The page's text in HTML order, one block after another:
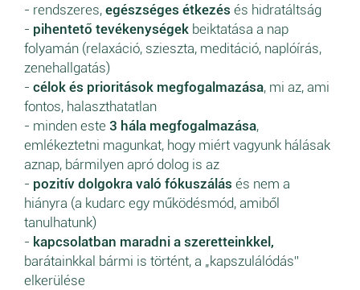
- rendszeres, egészséges étkezés és hidratáltság
- pihentető tevékenységek beiktatása a nap
folyamán (relaxáció, szieszta, meditáció, naplóírás,
zenehallgatás)
- célok és prioritások megfogalmazása, mi az, ami
fontos, halaszthatatlan
- minden este 3 hála megfogalmazása,
emlékeztetni magunkat, hogy miért vagyunk hálásak
aznap, bármilyen apró dolog is az
- pozitív dolgokra való fókuszálás és nem a
hiányra (a kudarc egy működésmód, amiből
tanulhatunk)
- kapcsolatban maradni a szeretteinkkel,
barátainkkal bármi is történt, a „kapszulálódás”
elkerülése